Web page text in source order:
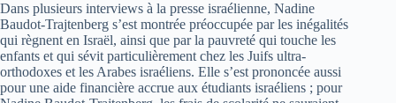
Dans plusieurs interviews à la presse israélienne, Nadine
Baudot-Trajtenberg s’est montrée préoccupée par les inégalités
qui règnent en Israël, ainsi que par la pauvreté qui touche les
enfants et qui sévit particulièrement chez les Juifs ultra-
orthodoxes et les Arabes israéliens. Elle s’est prononcée aussi
pour une aide financière accrue aux étudiants israéliens ; pour